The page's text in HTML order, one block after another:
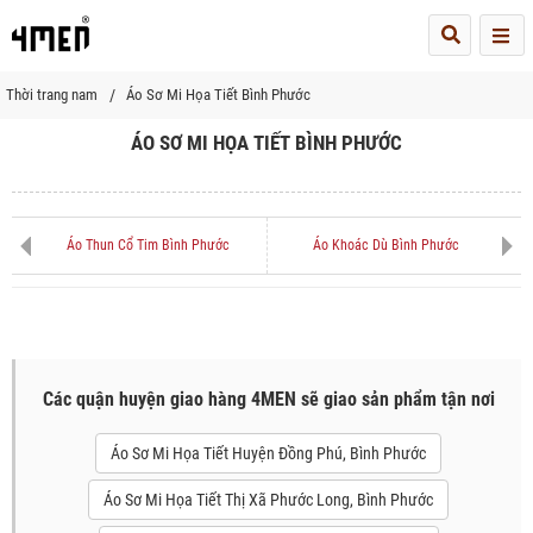
Thời trang nam Áo Sơ Mi Họa Tiết Bình Phước
ÁO SƠ MI HỌA TIẾT BÌNH PHƯỚC
Áo Thun Cổ Tim Bình Phước Áo Khoác Dù Bình Phước
Các quận huyện giao hàng 4MEN sẽ giao sản phẩm tận nơi
Áo Sơ Mi Họa Tiết Huyện Đồng Phú, Bình Phước
Áo Sơ Mi Họa Tiết Thị Xã Phước Long, Bình Phước